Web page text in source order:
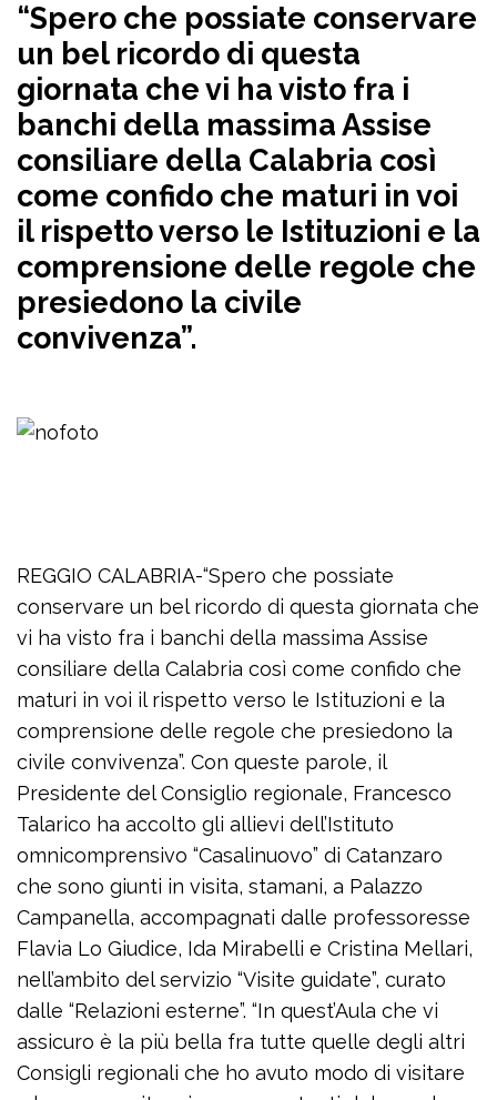
“Spero che possiate conservare
un bel ricordo di questa
giornata che vi ha visto fra i
banchi della massima Assise
consiliare della Calabria così
come confido che maturi in voi
il rispetto verso le Istituzioni e la
comprensione delle regole che
presiedono la civile
convivenza”.
REGGIO CALABRIA-“Spero che possiate
conservare un bel ricordo di questa giornata che
vi ha visto fra i banchi della massima Assise
consiliare della Calabria così come confido che
maturi in voi il rispetto verso le Istituzioni e la
comprensione delle regole che presiedono la
civile convivenza”. Con queste parole, il
Presidente del Consiglio regionale, Francesco
Talarico ha accolto gli allievi dell’Istituto
omnicomprensivo “Casalinuovo” di Catanzaro
che sono giunti in visita, stamani, a Palazzo
Campanella, accompagnati dalle professoresse
Flavia Lo Giudice, Ida Mirabelli e Cristina Mellari,
nell’ambito del servizio “Visite guidate”, curato
dalle “Relazioni esterne”. “In quest’Aula che vi
assicuro è la più bella fra tutte quelle degli altri
Consigli regionali che ho avuto modo di visitare